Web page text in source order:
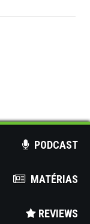
PODCAST
MATÉRIAS
REVIEWS